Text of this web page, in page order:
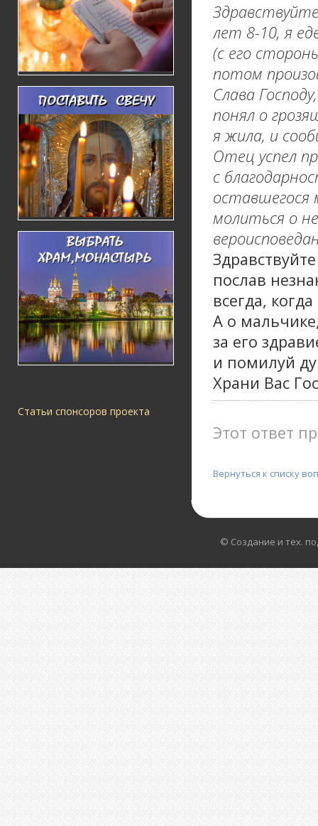
Статьи спонсоров проекта
лет 8-10, я
(с его
потом
Слава
понял о
я жила, и
Отец успел
с
оставшегося
молиться о
послав
всегда,
А о
за его
и помилуй
Храни Вас
Этот ответ
Вернуться к списку
© Создание и тех.